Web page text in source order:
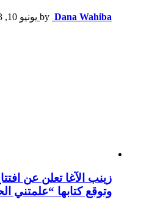
by Dana Wahiba يونيو 10, 2023, 4:25 م
زينب الآغا تعلن عن
وتوقع كتابها “علمتني